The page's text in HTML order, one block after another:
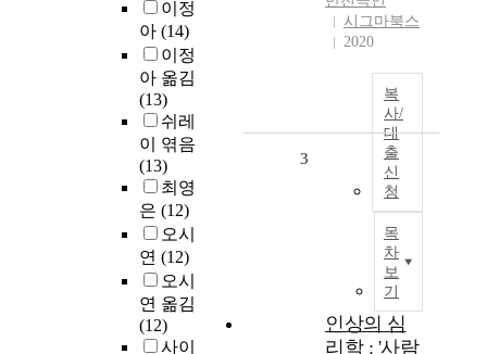
이정
아 (14)
이정
아 옮김
(13)
쉬레
이 엮음
(13)
최영
은 (12)
오시
연 (12)
오시
연 옮김
(12)
사이
시그마북스
2020
복
사/
대
출
신
청
목
차
보
기
3
인상의 심
리학 : '사람